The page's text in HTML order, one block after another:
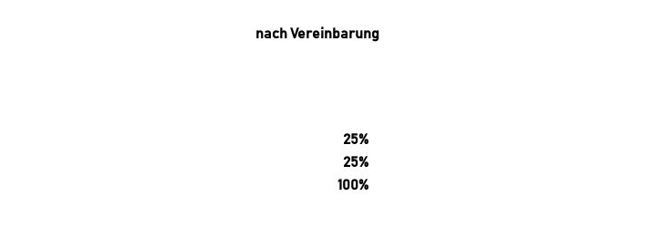
nach Vereinbarung​
25%
25%
100%